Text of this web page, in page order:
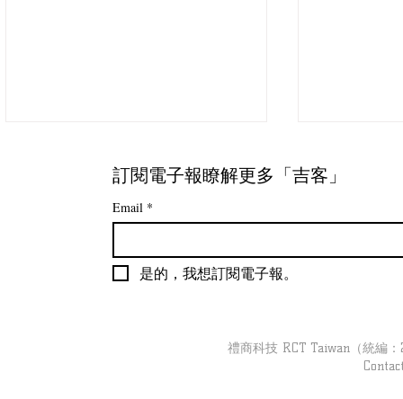
訂閱電子報瞭解更多「吉客」
Email *
是的，我想訂閱電子報。
禮商科技 RCT Taiwan（統編